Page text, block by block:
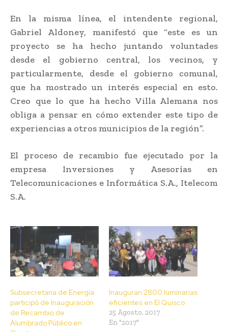
En la misma línea, el intendente regional,
Gabriel Aldoney, manifestó que “este es un
proyecto se ha hecho juntando voluntades
desde el gobierno central, los vecinos, y
particularmente, desde el gobierno comunal,
que ha mostrado un interés especial en esto.
Creo que lo que ha hecho Villa Alemana nos
obliga a pensar en cómo extender este tipo de
experiencias a otros municipios de la región”.
El proceso de recambio fue ejecutado por la
empresa Inversiones y Asesorías en
Telecomunicaciones e Informática S.A., Itelecom
S.A.
Subsecretaria de Energía
participó de Inauguración
de Recambio de
Alumbrado Público en
Inauguran 2800 luminarias
eficientes en El Quisco
25 Agosto, 2017
En "2017"